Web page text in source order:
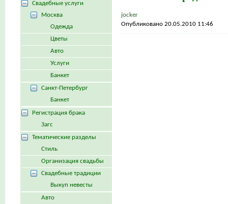
jocker
Опубликовано 20.05.2010 11:46
Свадебные услуги
Москва
Одежда
Цветы
Авто
Услуги
Банкет
Санкт-Петербург
Банкет
Регистрация брака
Загс
Тематические разделы
Стиль
Организация свадьбы
Свадебные традиции
Выкуп невесты
Авто